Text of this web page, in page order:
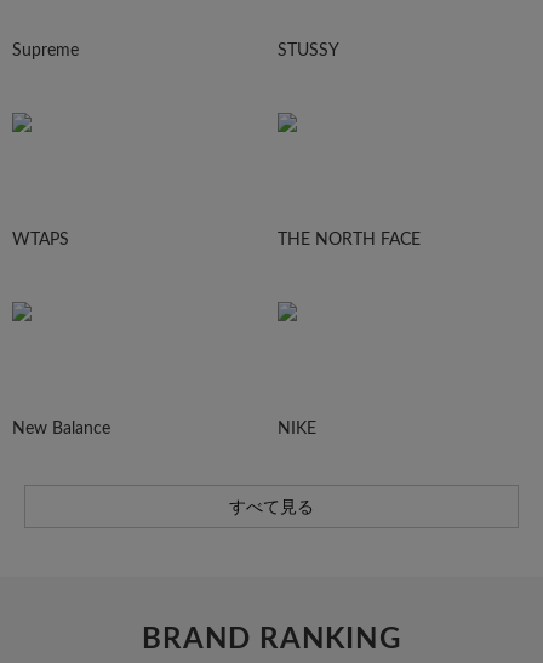
Supreme STUSSY
WTAPS THE NORTH FACE
New Balance NIKE
すべて見る
BRAND RANKING